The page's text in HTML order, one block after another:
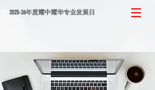
2025-26年度耀中耀华专业发展日